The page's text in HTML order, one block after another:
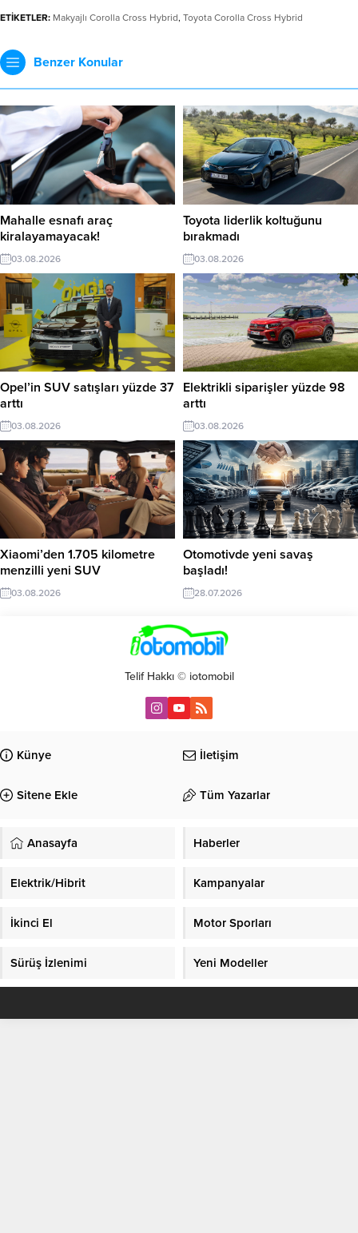
ETİKETLER: Makyajlı Corolla Cross Hybrid, Toyota Corolla Cross Hybrid
Benzer Konular
Mahalle esnafı araç
kiralayamayacak!
03.08.2026
Toyota liderlik koltuğunu
bırakmadı
03.08.2026
Opel’in SUV satışları yüzde 37
arttı
03.08.2026
Elektrikli siparişler yüzde 98
arttı
03.08.2026
Xiaomi’den 1.705 kilometre
menzilli yeni SUV
03.08.2026
Otomotivde yeni savaş
başladı!
28.07.2026
Telif Hakkı © iotomobil
Künye İletişim
Sitene Ekle Tüm Yazarlar
Anasayfa Haberler
Elektrik/Hibrit Kampanyalar
İkinci El Motor Sporları
Sürüş İzlenimi Yeni Modeller